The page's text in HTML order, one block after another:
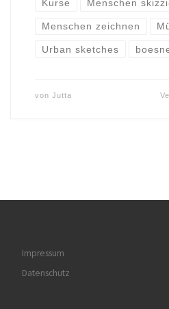
Kurse Menschen
Menschen zeichnen
Urban sketches
von Jutta
Impressum
Datenschutz